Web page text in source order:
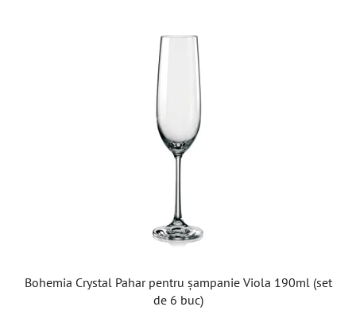
Bohemia Crystal Pahar pentru șampanie Viola 190ml (set
de 6 buc)